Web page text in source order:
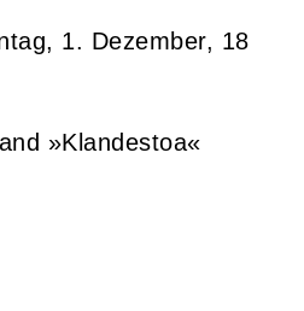
1. Dezember, 18
»Klandestoa«